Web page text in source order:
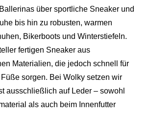
über sportliche Sneaker und
bis hin zu robusten, warmen
Bikerboots und Winterstiefeln.
fertigen Sneaker aus
Materialien, die jedoch schnell für
sorgen. Bei Wolky setzen wir
ausschließlich auf Leder – sowohl
als auch beim Innenfutter